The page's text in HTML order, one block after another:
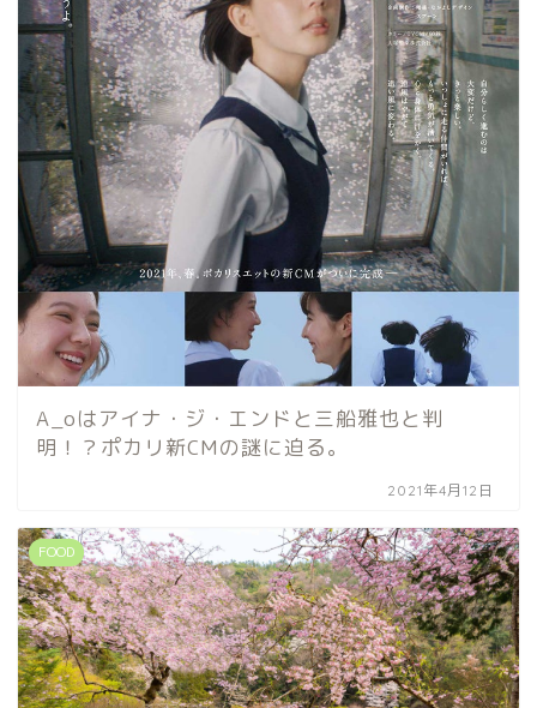
A_oはアイナ・ジ・エンドと三船雅也と判
明！？ポカリ新CMの謎に迫る。
2021年4月12日
FOOD